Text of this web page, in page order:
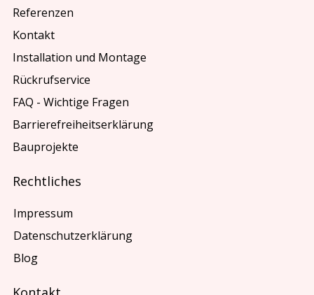
Referenzen
Kontakt
Installation und Montage
Rückrufservice
FAQ - Wichtige Fragen
Barrierefreiheitserklärung
Bauprojekte
Rechtliches
Impressum
Datenschutzerklärung
Blog